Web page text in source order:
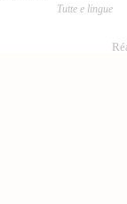
Tutte e lingue